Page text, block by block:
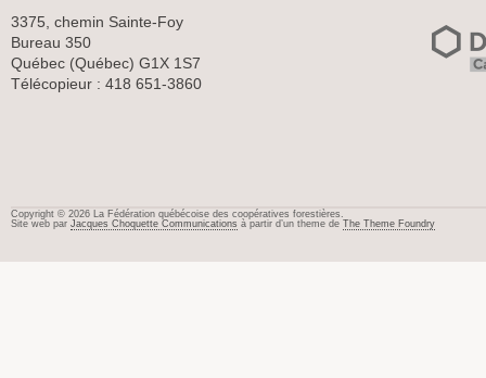
3375, chemin Sainte-Foy
Bureau 350
Québec (Québec) G1X 1S7
Télécopieur : 418 651-3860
Copyright © 2026 La Fédération québécoise des coopératives forestières.
Site web par Jacques Choquette Communications à partir d’un theme de The Theme Foundry